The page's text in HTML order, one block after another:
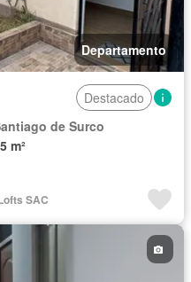
Departamento
Destacado
de Surco
m²
SAC